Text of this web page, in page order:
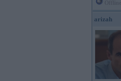
arizah